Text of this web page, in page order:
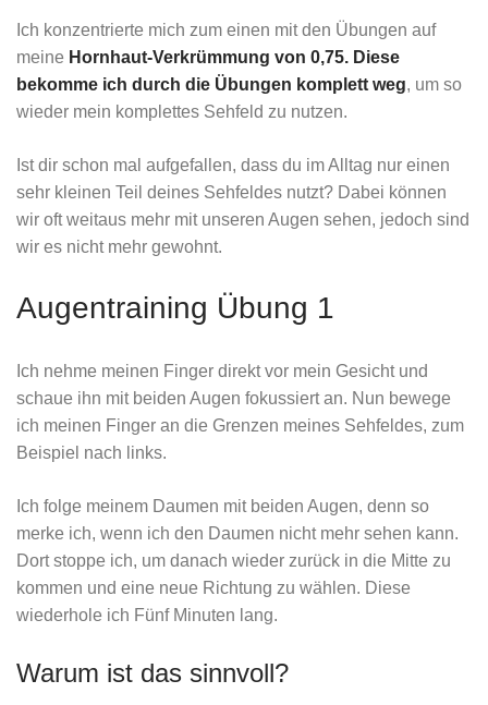
Ich konzentrierte mich zum einen mit den Übungen auf
meine Hornhaut-Verkrümmung von 0,75. Diese
bekomme ich durch die Übungen komplett weg, um so
wieder mein komplettes Sehfeld zu nutzen.
Ist dir schon mal aufgefallen, dass du im Alltag nur einen
sehr kleinen Teil deines Sehfeldes nutzt? Dabei können
wir oft weitaus mehr mit unseren Augen sehen, jedoch sind
wir es nicht mehr gewohnt.
Augentraining Übung 1
Ich nehme meinen Finger direkt vor mein Gesicht und
schaue ihn mit beiden Augen fokussiert an. Nun bewege
ich meinen Finger an die Grenzen meines Sehfeldes, zum
Beispiel nach links.
Ich folge meinem Daumen mit beiden Augen, denn so
merke ich, wenn ich den Daumen nicht mehr sehen kann.
Dort stoppe ich, um danach wieder zurück in die Mitte zu
kommen und eine neue Richtung zu wählen. Diese
wiederhole ich Fünf Minuten lang.
Warum ist das sinnvoll?